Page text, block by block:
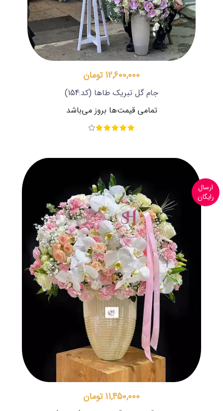
12,600,000 تومان
جام گل تبریک طاها (کد:154)
تمامی قیمت‌ها بروز می‌باشد
ارسال
رایگان
11,450,000 تومان